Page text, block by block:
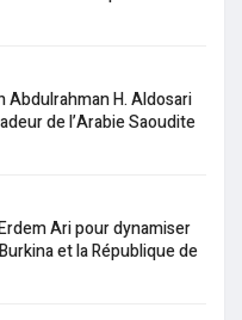
Abdulrahman H. Aldosari
de l’Arabie Saoudite
Ari pour dynamiser
et la République de